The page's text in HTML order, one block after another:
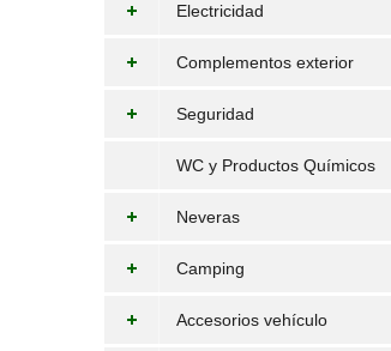
Electricidad
Complementos exterior
Seguridad
WC y Productos Químicos
Neveras
Camping
Accesorios vehículo